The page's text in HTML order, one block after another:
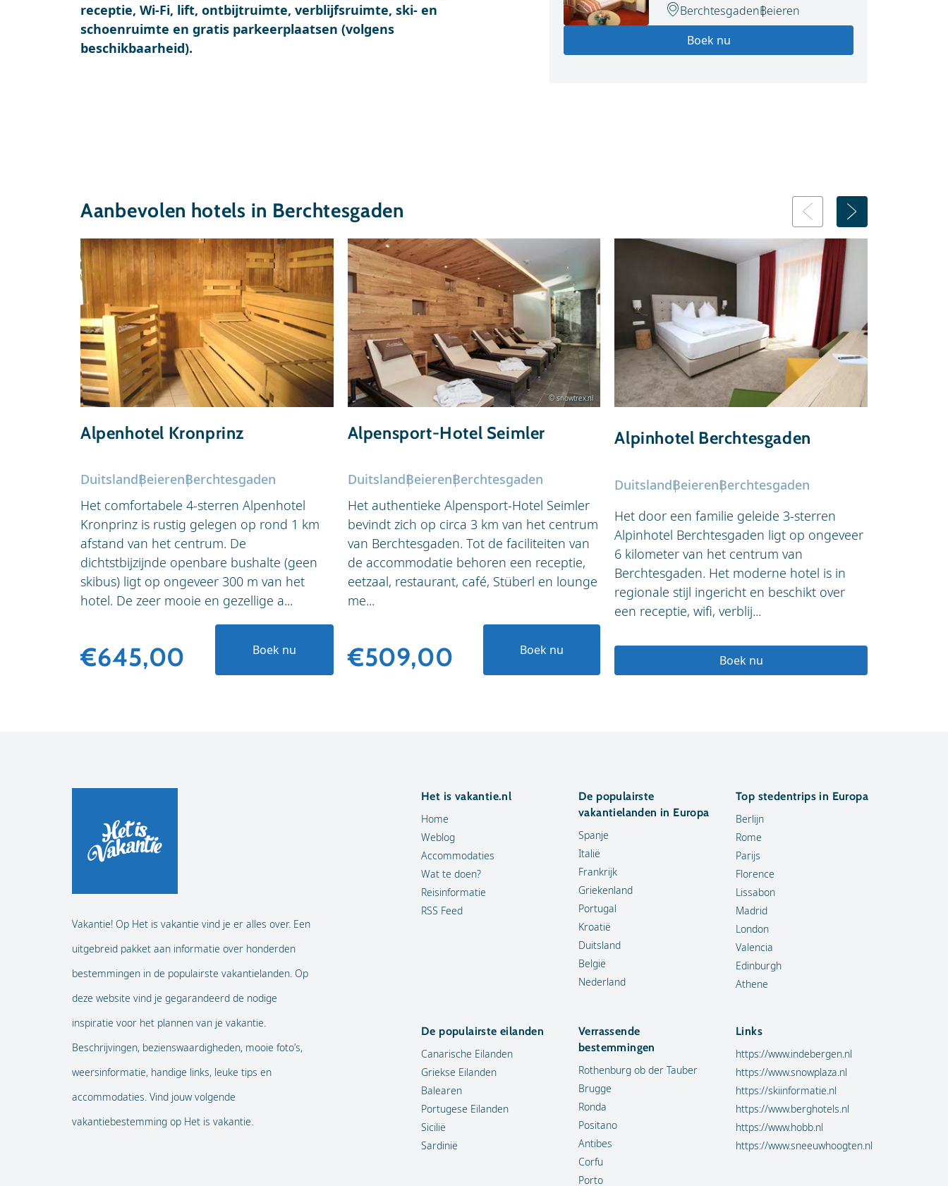
receptie, Wi-Fi, lift, ontbijtruimte, verblijfsruimte, ski- en
schoenruimte en gratis parkeerplaatsen (volgens
beschikbaarheid).
BerchtesgadenBeieren
Boek nu
Aanbevolen hotels in Berchtesgaden
Alpenhotel Kronprinz
DuitslandBeierenBerchtesgaden
Het comfortabele 4-sterren Alpenhotel
Kronprinz is rustig gelegen op rond 1 km
afstand van het centrum. De
dichtstbijzijnde openbare bushalte (geen
skibus) ligt op ongeveer 300 m van het
hotel. De zeer mooie en gezellige a...
€645,00 Boek nu
© snowtrex.nl
Alpensport-Hotel Seimler
DuitslandBeierenBerchtesgaden
Het authentieke Alpensport-Hotel Seimler
bevindt zich op circa 3 km van het centrum
van Berchtesgaden. Tot de faciliteiten van
de accommodatie behoren een receptie,
eetzaal, restaurant, café, Stüberl en lounge
me...
€509,00 Boek nu
Alpinhotel Berchtesgaden
DuitslandBeierenBerchtesgaden
Het door een familie geleide 3-sterren
Alpinhotel Berchtesgaden ligt op ongeveer
6 kilometer van het centrum van
Berchtesgaden. Het moderne hotel is in
regionale stijl ingericht en beschikt over
een receptie, wifi, verblij...
Boek nu
Vakantie! Op Het is vakantie vind je er alles over. Een
uitgebreid pakket aan informatie over honderden
bestemmingen in de populairste vakantielanden. Op
deze website vind je gegarandeerd de nodige
inspiratie voor het plannen van je vakantie.
Beschrijvingen, bezienswaardigheden, mooie foto’s,
weersinformatie, handige links, leuke tips en
accommodaties. Vind jouw volgende
vakantiebestemming op Het is vakantie.
Het is vakantie.nl
Home
Weblog
Accommodaties
Wat te doen?
Reisinformatie
RSS Feed
De populairste
vakantielanden in Europa
Spanje
Italië
Frankrijk
Griekenland
Portugal
Kroatië
Duitsland
België
Nederland
Top stedentrips in Europa
Berlijn
Rome
Parijs
Florence
Lissabon
Madrid
London
Valencia
Edinburgh
Athene
De populairste eilanden
Canarische Eilanden
Griekse Eilanden
Balearen
Portugese Eilanden
Sicilië
Sardinië
Verrassende
bestemmingen
Rothenburg ob der Tauber
Brugge
Ronda
Positano
Antibes
Corfu
Porto
Links
https://www.indebergen.nl
https://www.snowplaza.nl
https://skiinformatie.nl
https://www.berghotels.nl
https://www.hobb.nl
https://www.sneeuwhoogten.nl